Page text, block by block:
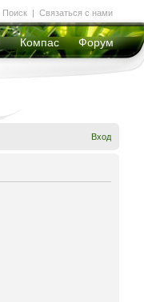
Компас Форум
Поиск | Связаться с нами
Вход